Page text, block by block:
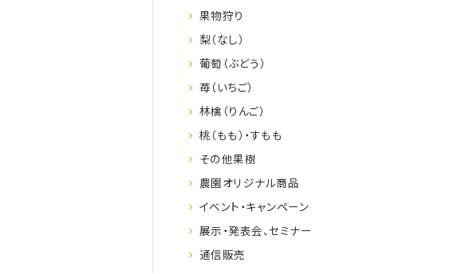
果物狩り
梨（なし）
葡萄（ぶどう）
苺（いちご）
林檎（りんご）
桃（もも）・すもも
その他果樹
農園オリジナル商品
イベント・キャンペーン
展示・発表会、セミナー
通信販売